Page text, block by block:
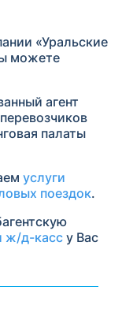
«Уральские
можете
агент
палаты
услуги
поездок.
ж/д-касс у Вас